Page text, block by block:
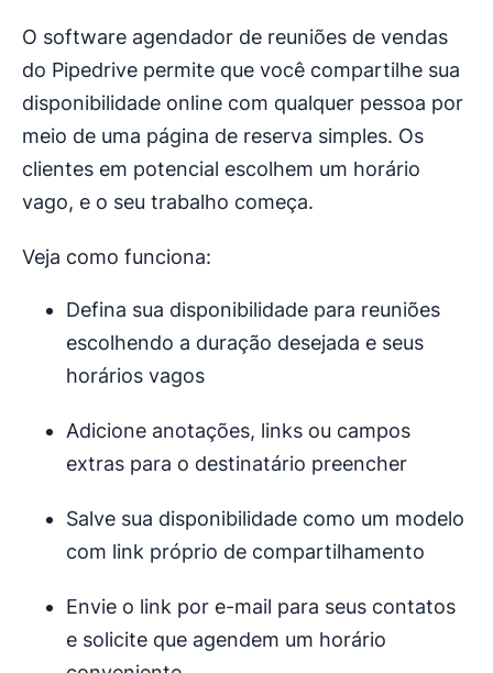
O software agendador de reuniões de vendas
do Pipedrive permite que você compartilhe sua
disponibilidade online com qualquer pessoa por
meio de uma página de reserva simples. Os
clientes em potencial escolhem um horário
vago, e o seu trabalho começa.
Veja como funciona:
Defina sua disponibilidade para reuniões
escolhendo a duração desejada e seus
horários vagos
Adicione anotações, links ou campos
extras para o destinatário preencher
Salve sua disponibilidade como um modelo
com link próprio de compartilhamento
Envie o link por e-mail para seus contatos
e solicite que agendem um horário